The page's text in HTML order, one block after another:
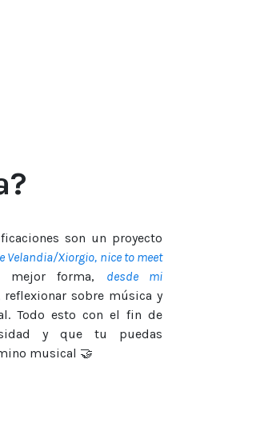
son un proyecto
Velandia/Xiorgio, nice to meet
mejor forma, desde mi
sobre música y
Todo esto con el fin de
y que tu puedas
musical 🤝